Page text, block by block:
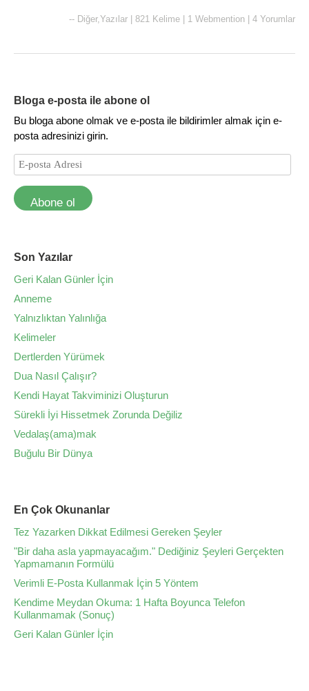
-- Diğer,Yazılar 821 Kelime 1 Webmention 4 Yorumlar
Bloga e-posta ile abone ol
Bu bloga abone olmak ve e-posta ile bildirimler almak için e-
posta adresinizi girin.
Abone ol
Son Yazılar
Geri Kalan Günler İçin
Anneme
Yalnızlıktan Yalınlığa
Kelimeler
Dertlerden Yürümek
Dua Nasıl Çalışır?
Kendi Hayat Takviminizi Oluşturun
Sürekli İyi Hissetmek Zorunda Değiliz
Vedalaş(ama)mak
Buğulu Bir Dünya
En Çok Okunanlar
Tez Yazarken Dikkat Edilmesi Gereken Şeyler
"Bir daha asla yapmayacağım." Dediğiniz Şeyleri Gerçekten
Yapmamanın Formülü
Verimli E-Posta Kullanmak İçin 5 Yöntem
Kendime Meydan Okuma: 1 Hafta Boyunca Telefon
Kullanmamak (Sonuç)
Geri Kalan Günler İçin